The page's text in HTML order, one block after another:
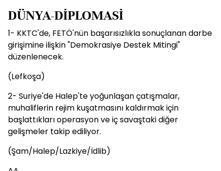
DÜNYA-DİPLOMASİ
1- KKTC'de, FETÖ'nün başarısızlıkla sonuçlanan darbe
girişimine ilişkin "Demokrasiye Destek Mitingi"
düzenlenecek.
(Lefkoşa)
2- Suriye'de Halep'te yoğunlaşan çatışmalar,
muhaliflerin rejim kuşatmasını kaldırmak için
başlattıkları operasyon ve iç savaştaki diğer
gelişmeler takip ediliyor.
(Şam/Halep/Lazkiye/İdlib)